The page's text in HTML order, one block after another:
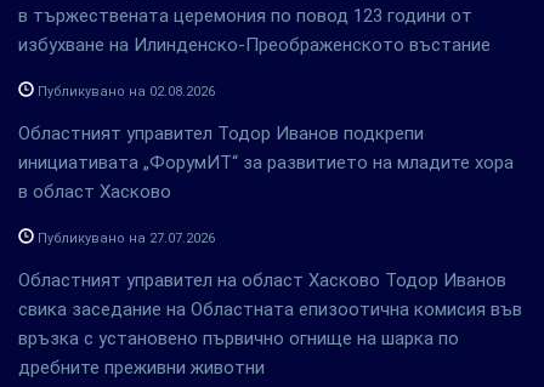
в тържествената церемония по повод 123 години от
избухване на Илинденско-Преображенското въстание
Публикувано на 02.08.2026
Областният управител Тодор Иванов подкрепи
инициативата „ФорумИТ“ за развитието на младите хора
в област Хасково
Публикувано на 27.07.2026
Областният управител на област Хасково Тодор Иванов
свика заседание на Областната епизоотична комисия във
връзка с установено първично огнище на шарка по
дребните преживни животни